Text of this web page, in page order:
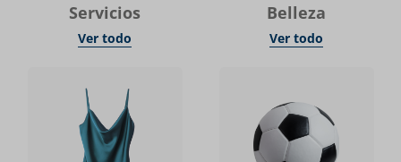
Servicios
Ver todo
Belleza
Ver todo